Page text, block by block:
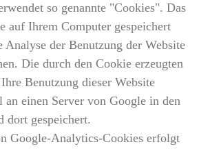
so genannte "Cookies". Das
auf Ihrem Computer gespeichert
Analyse der Benutzung der Website
Die durch den Cookie erzeugten
Benutzung dieser Website
an einen Server von Google in den
dort gespeichert.
Google-Analytics-Cookies erfolgt